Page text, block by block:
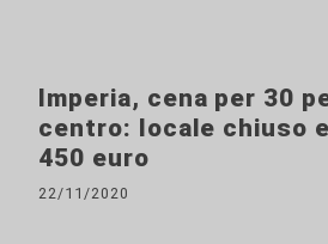
Imperia, cena per 30
centro: locale chiuso
450 euro
22/11/2020